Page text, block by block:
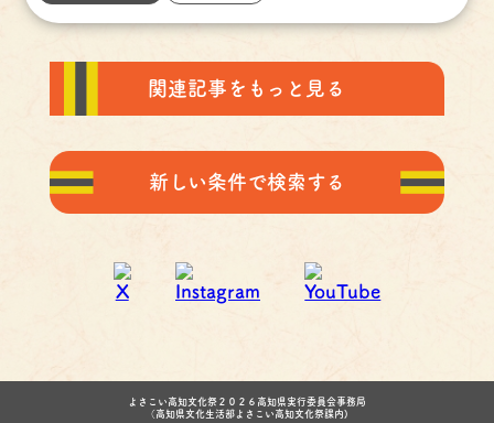
関連記事をもっと見る
新しい条件で検索する
よさこい高知文化祭２０２６高知県実行委員会事務局
（高知県文化生活部よさこい高知文化祭課内)